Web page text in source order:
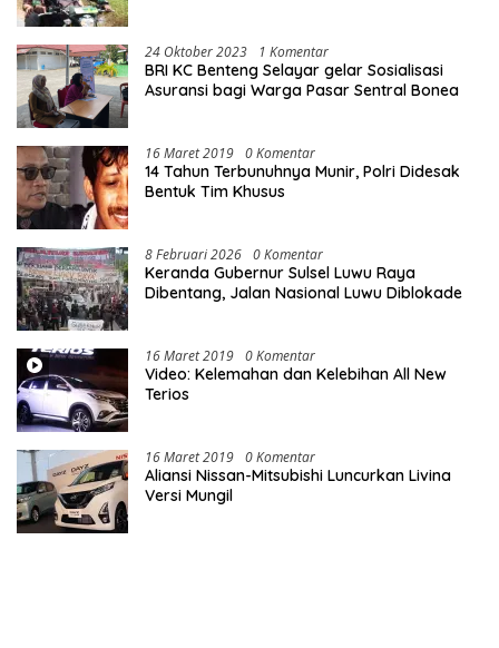
24 Oktober 2023 1 Komentar
BRI KC Benteng Selayar gelar Sosialisasi
Asuransi bagi Warga Pasar Sentral Bonea
16 Maret 2019 0 Komentar
14 Tahun Terbunuhnya Munir, Polri Didesak
Bentuk Tim Khusus
8 Februari 2026 0 Komentar
Keranda Gubernur Sulsel Luwu Raya
Dibentang, Jalan Nasional Luwu Diblokade
16 Maret 2019 0 Komentar
Video: Kelemahan dan Kelebihan All New
Terios
16 Maret 2019 0 Komentar
Aliansi Nissan-Mitsubishi Luncurkan Livina
Versi Mungil